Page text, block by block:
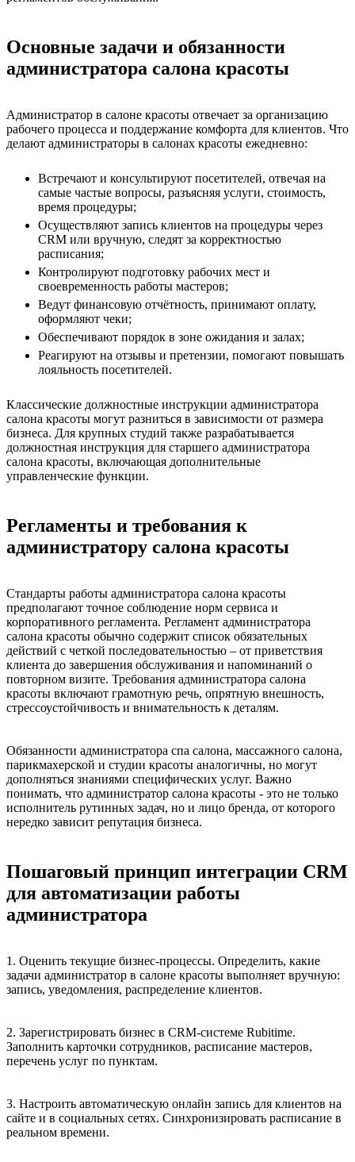
Основные задачи и обязанности
администратора салона красоты
Администратор в салоне красоты отвечает за организацию
рабочего процесса и поддержание комфорта для клиентов. Что
делают администраторы в салонах красоты ежедневно:
Встречают и консультируют посетителей, отвечая на
самые частые вопросы, разъясняя услуги, стоимость,
время процедуры;
Осуществляют запись клиентов на процедуры через
CRM или вручную, следят за корректностью
расписания;
Контролируют подготовку рабочих мест и
своевременность работы мастеров;
Ведут финансовую отчётность, принимают оплату,
оформляют чеки;
Обеспечивают порядок в зоне ожидания и залах;
Реагируют на отзывы и претензии, помогают повышать
лояльность посетителей.
Классические должностные инструкции администратора
салона красоты могут разниться в зависимости от размера
бизнеса. Для крупных студий также разрабатывается
должностная инструкция для старшего администратора
салона красоты, включающая дополнительные
управленческие функции.
Регламенты и требования к
администратору салона красоты
Стандарты работы администратора салона красоты
предполагают точное соблюдение норм сервиса и
корпоративного регламента. Регламент администратора
салона красоты обычно содержит список обязательных
действий с четкой последовательностью – от приветствия
клиента до завершения обслуживания и напоминаний о
повторном визите. Требования администратора салона
красоты включают грамотную речь, опрятную внешность,
стрессоустойчивость и внимательность к деталям.
Обязанности администратора спа салона, массажного салона,
парикмахерской и студии красоты аналогичны, но могут
дополняться знаниями специфических услуг. Важно
понимать, что администратор салона красоты - это не только
исполнитель рутинных задач, но и лицо бренда, от которого
нередко зависит репутация бизнеса.
Пошаговый принцип интеграции CRM
для автоматизации работы
администратора
1. Оценить текущие бизнес-процессы. Определить, какие
задачи администратор в салоне красоты выполняет вручную:
запись, уведомления, распределение клиентов.
2. Зарегистрировать бизнес в CRM-системе Rubitime.
Заполнить карточки сотрудников, расписание мастеров,
перечень услуг по пунктам.
3. Настроить автоматическую онлайн запись для клиентов на
сайте и в социальных сетях. Синхронизировать расписание в
реальном времени.